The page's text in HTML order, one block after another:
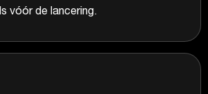
vóór de lancering.